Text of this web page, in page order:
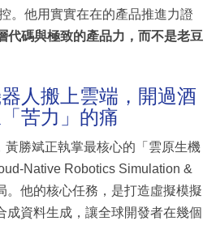
。他用實實在在的產品推進力證
代碼與極致的產品力，而不是老豆
人搬上雲端，開過酒
苦力」的痛
黃勝斌正執掌最核心的「雲原生機
Native Robotics Simulation &
。他的核心任務，是打造虛擬模擬
成資料生成，讓全球開發者在幾個